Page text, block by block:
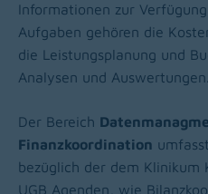
Informationen zur
Aufgaben gehören die
die Leistungsplanung und
Analysen und Auswertungen.
Der Bereich
Finanzkoordination
bezüglich der dem Klinikum
UGB Agenden, wie